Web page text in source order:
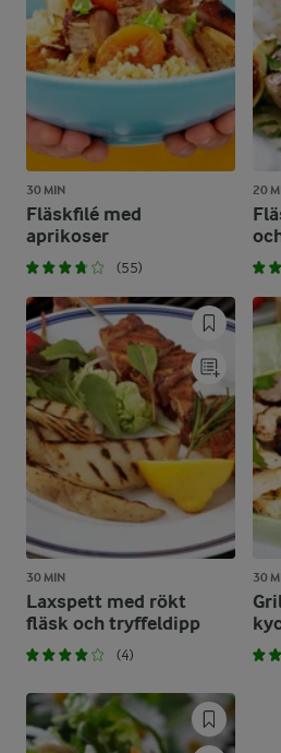
30 MIN
Fläskfilé med
aprikoser
(55)
20
30 MIN
Laxspett med rökt
fläsk och tryffeldipp
(4)
30